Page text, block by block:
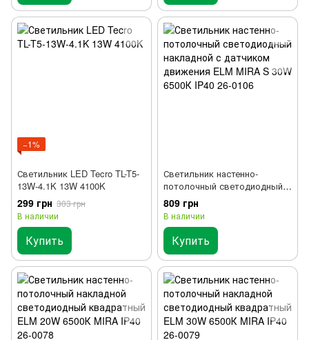
−1%
Светильник LED Tecro TL-T5-
13W-4.1K 13W 4100K
299 грн 303 грн
В наличии
Купить
Светильник настенно-
потолочный светодиодный
накладной с датчиком
движения ELM MIRA S 30W
6500К IP40 26-0106
809 грн
В наличии
Купить